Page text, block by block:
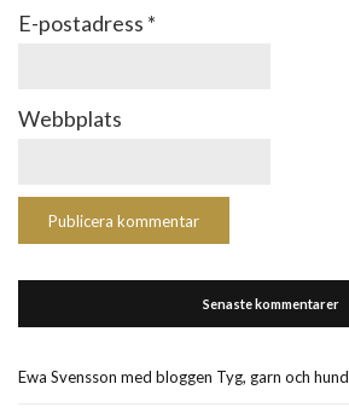
E-postadress *
Webbplats
Senaste kommentarer
Ewa Svensson med bloggen Tyg, garn och hund